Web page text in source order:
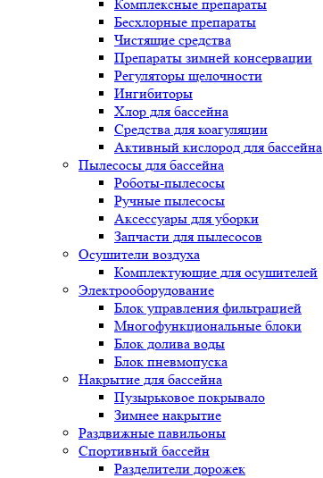
Комплексные препараты
Бесхлорные препараты
Чистящие средства
Препараты зимней консервации
Регуляторы щелочности
Ингибиторы
Хлор для бассейна
Средства для коагуляции
Активный кислород для бассейна
Пылесосы для бассейна
Роботы-пылесосы
Ручные пылесосы
Аксессуары для уборки
Запчасти для пылесосов
Осушители воздуха
Комплектующие для осушителей
Электрооборудование
Блок управления фильтрацией
Многофункциональные блоки
Блок долива воды
Блок пневмопуска
Накрытие для бассейна
Пузырьковое покрывало
Зимнее накрытие
Раздвижные павильоны
Спортивный бассейн
Разделители дорожек